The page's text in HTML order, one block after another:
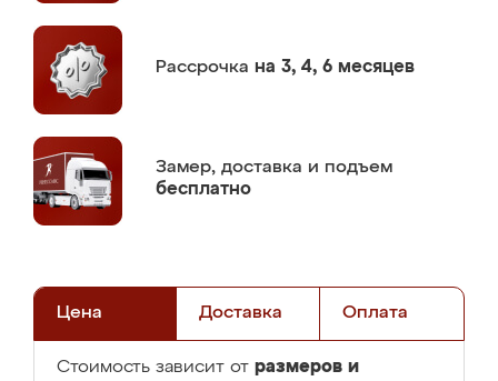
Рассрочка на 3, 4, 6 месяцев
Замер, доставка и подъем
бесплатно
Цена Доставка Оплата
Стоимость зависит от размеров и